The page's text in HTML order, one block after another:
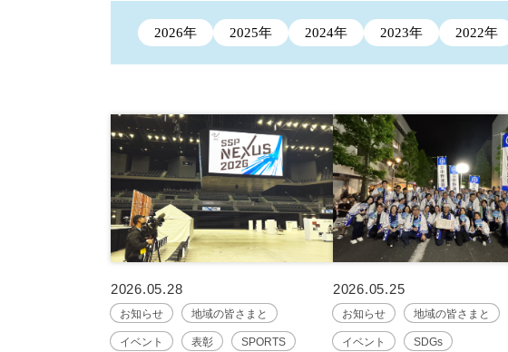
2026年 2025年 2024年 2023年 2022年
2026.05.28
お知らせ 地域の皆さまと
イベント 表彰 SPORTS
2026.05.25
お知らせ 地域の皆さまと
イベント SDGs